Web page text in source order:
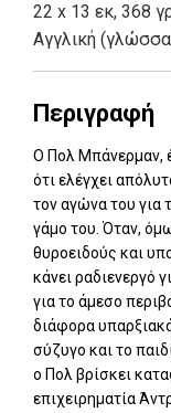
22 x 13 εκ, 368
Αγγλική
Περιγραφή
Ο Πολ Μπάνερμαν,
ότι ελέγχει
τον αγώνα του για
γάμο του. Όταν,
θυροειδούς και
κάνει ραδιενεργό
για το άμεσο
διάφορα
σύζυγο και το
ο Πολ βρίσκει
επιχειρηματία